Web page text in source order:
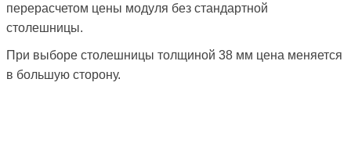
перерасчетом цены модуля без стандартной
столешницы.
При выборе столешницы толщиной 38 мм цена меняется
в большую сторону.